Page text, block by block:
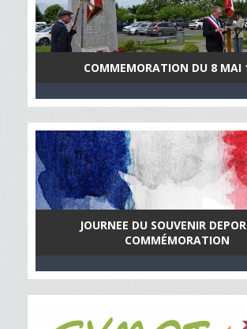
COMMEMORATION DU 8 MAI
JOURNEE DU SOUVENIR
COMMÉMORATION